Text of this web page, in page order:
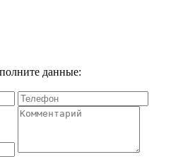
данные: